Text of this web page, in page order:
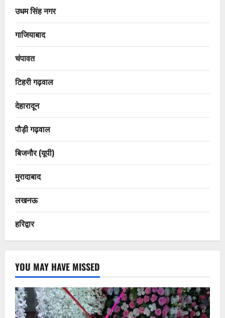
उधम सिंह नगर
गाजियाबाद
चंपावत
टिहरी गढ़वाल
देहारादून
पौड़ी गढ़वाल
बिजनौर (यूपी)
मुरादाबाद
लखनऊ
हरिद्वार
YOU MAY HAVE MISSED